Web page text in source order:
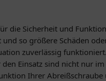
die Sicherheit und
so größere Schäden
zuverlässig
Einsatz sind nicht nur
Ihrer